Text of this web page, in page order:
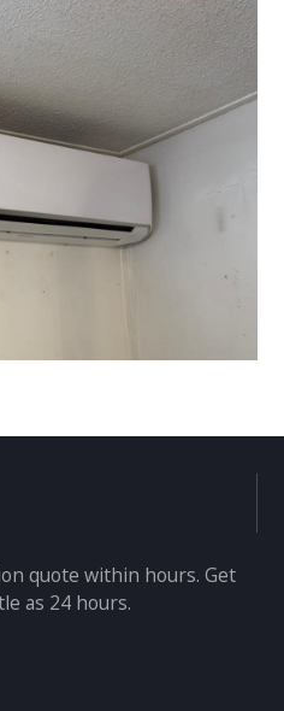
quote within hours. Get
as 24 hours.